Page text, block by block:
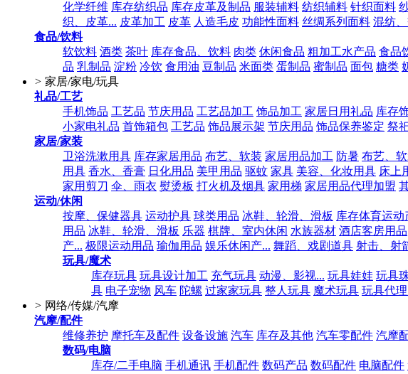
化学纤维 库存纺织品 库存皮革及制品 服装辅料 纺织辅料 针织面料
织、皮革... 皮革加工 皮革 人造毛皮 功能性面料 丝绸系列面料 混纺
食品/饮料
软饮料 酒类 茶叶 库存食品、饮料 肉类 休闲食品 粗加工水产品 食品
品 乳制品 淀粉 冷饮 食用油 豆制品 米面类 蛋制品 蜜制品 面包 糖类
> 家居/家电/玩具
礼品/工艺
手机饰品 工艺品 节庆用品 工艺品加工 饰品加工 家居日用礼品 库存
小家电礼品 首饰箱包 工艺品 饰品展示架 节庆用品 饰品保养鉴定 祭
家居/家装
卫浴洗漱用具 库存家居用品 布艺、软装 家居用品加工 防暑 布艺、
用具 香水、香膏 日化用品 美甲用品 驱蚊 家具 美容、化妆用具 床上
家用剪刀 伞、雨衣 熨烫板 打火机及烟具 家用梯 家居用品代理加盟
运动/休闲
按摩、保健器具 运动护具 球类用品 冰鞋、轮滑、滑板 库存体育运动
用品 冰鞋、轮滑、滑板 乐器 棋牌、室内休闲 水族器材 酒店客房用品
产... 极限运动用品 瑜伽用品 娱乐休闲产... 舞蹈、戏剧道具 射击、射
玩具/魔术
库存玩具 玩具设计加工 充气玩具 动漫、影视... 玩具娃娃 玩具
具 电子宠物 风车 陀螺 过家家玩具 整人玩具 魔术玩具 玩具代
> 网络/传媒/汽摩
汽摩/配件
维修养护 摩托车及配件 设备设施 汽车 库存及其他 汽车零配件 汽摩
数码/电脑
库存/二手电脑 手机通讯 手机配件 数码产品 数码配件 电脑配件